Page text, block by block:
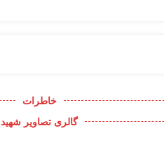
خاطرات
گالری تصاویر شهید